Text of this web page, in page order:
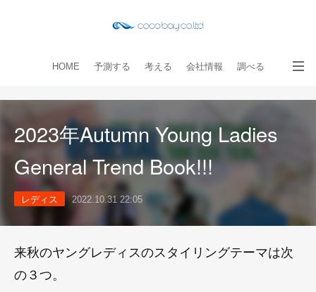
HOME 予測する 考える 会社情報 調べる
教える
2023年Autumn Young Ladies
General Trend Book!!!
レディス 2022.10.31 22:05
来秋のヤングレディスのスタイリングテーマは次
の３つ。